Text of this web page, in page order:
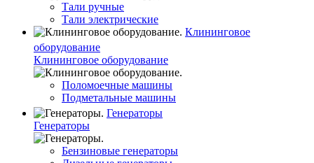
Тали ручные
Тали электрические
Клининговое
оборудование
Клининговое оборудование
Поломоечные машины
Подметальные машины
Генераторы
Генераторы
Бензиновые генераторы